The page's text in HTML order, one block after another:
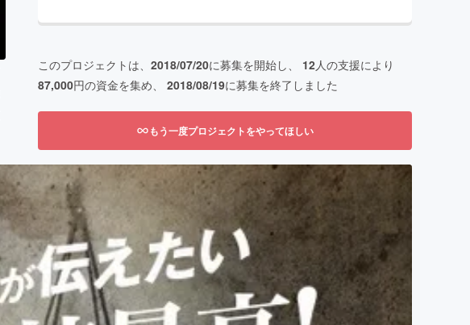
このプロジェクトは、 2018/07/20に募集を開始し、 12人の支援により
87,000円の資金を集め、 2018/08/19に募集を終了しました
もう一度プロジェクトをやってほしい